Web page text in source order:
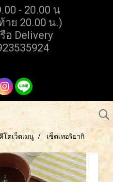
- 20.00 น
าย 20.00 น.)
อ Delivery
คีโตเว็ตเมนู เซ็ตเทอริยากิ